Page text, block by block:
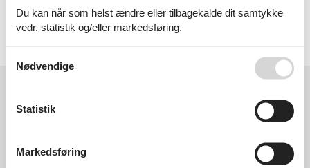
Alle
Tyskland
info@vacasol.dk
Du kan når som helst ændre eller tilbagekalde dit samtykke
vedr. statistik og/eller markedsføring.
Nødvendige
Statistik
Markedsføring